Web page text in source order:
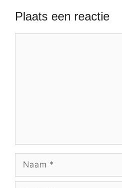
Plaats een reactie
Naam